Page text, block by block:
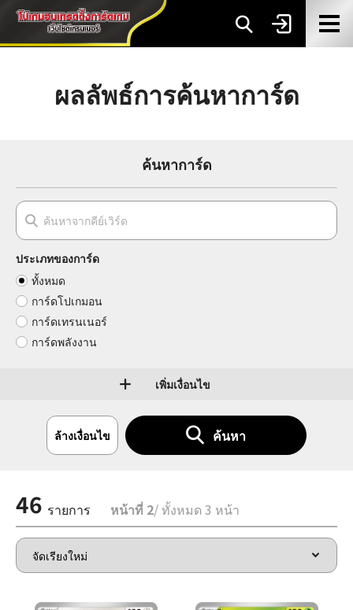
ผลลัพธ์การค้นหาการ์ด
ค้นหาการ์ด
ประเภทของการ์ด
ทั้งหมด
การ์ดโปเกมอน
การ์ดเทรนเนอร์
การ์ดพลังงาน
เพิ่มเงื่อนไข
ล้างเงื่อนไข ค้นหา
46 รายการ หน้าที่ 2/ ทั้งหมด 3 หน้า